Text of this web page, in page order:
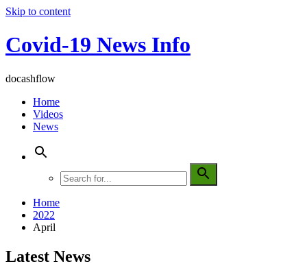
Skip to content
Covid-19 News Info
docashflow
Home
Videos
News
Home
2022
April
Latest News